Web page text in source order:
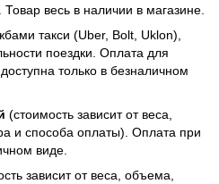
весь в наличии в магазине.
такси (Uber, Bolt, Uklon),
поездки. Оплата для
только в безналичном
(стоимость зависит от веса,
и способа оплаты). Оплата при
виде.
зависит от веса, объема,